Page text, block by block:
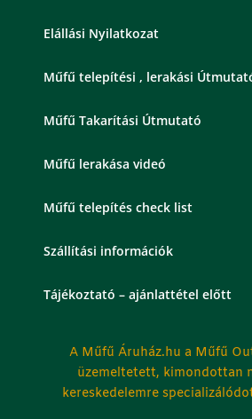
Elállási Nyilatkozat
Műfű telepítési , lerakási
Műfű Takarítási Útmutató
Műfű lerakása videó
Műfű telepítés check list
Szállítási információk
Tájékoztató – ajánlattétel előtt
A Műfű Áruház.hu a Műfű
üzemeltetett, kimondottan
kereskedelemre